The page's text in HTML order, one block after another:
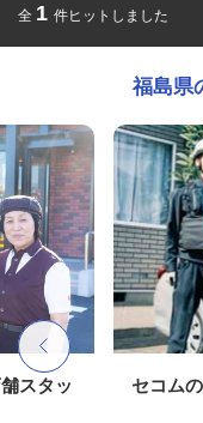
全 1 件ヒットしました
福島県
スタッ セコム